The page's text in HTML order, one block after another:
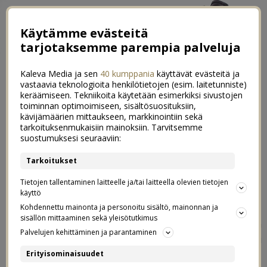
10+1 vinkkiä: Näin saamme lapset
lukemaan & 25% alekoodi Kirja.fi
Kaupallinen yhteistyö: Kirja.fi
Ai miten saa lapset lukemaan? Ei mitenkään, jos ei halua
lapselta itseltään löydy. Mutta siihen, miten lapsen voisi
saada itse haluamaan viettää aikaa kirjojen parissa,
Käytämme evästeitä
tarjotaksemme parempia palveluja
Kaleva Media ja sen 40 kumppania käyttävät evästeitä ja
vastaavia teknologioita henkilötietojen (esim. laitetunniste)
keräämiseen. Tekniikoita käytetään esimerkiksi sivustojen
toiminnan optimoimiseen, sisältösuosituksiin,
kävijämäärien mittaukseen, markkinointiin sekä
tarkoituksenmukaisiin mainoksiin. Tarvitsemme
suostumuksesi seuraaviin:
Tarkoitukset
Tietojen tallentaminen laitteelle ja/tai laitteella olevien tietojen
käyttö
Kohdennettu mainonta ja personoitu sisältö, mainonnan ja
sisällön mittaaminen sekä yleisötutkimus
Palvelujen kehittäminen ja parantaminen
Erityisominaisuudet